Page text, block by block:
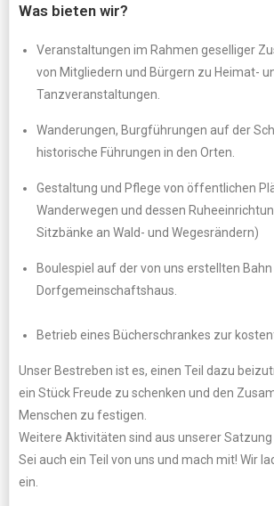
Was bieten wir?
Veranstaltungen im Rahmen geselliger
von Mitgliedern und Bürgern zu Heimat-
Tanzveranstaltungen.
Wanderungen, Burgführungen auf der
historische Führungen in den Orten.
Gestaltung und Pflege von öffentlichen
Wanderwegen und dessen
Sitzbänke an Wald- und Wegesrändern)
Boulespiel auf der von uns erstellten
Dorfgemeinschaftshaus.
Betrieb eines Bücherschrankes zur
Unser Bestreben ist es, einen Teil dazu
ein Stück Freude zu schenken und den
Menschen zu festigen.
Weitere Aktivitäten sind aus unserer Satzung
Sei auch ein Teil von uns und mach mit! Wir
ein.